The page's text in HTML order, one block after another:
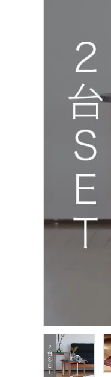
ダイニ
インフォメーション